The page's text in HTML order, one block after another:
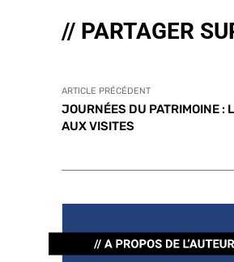
// PARTAGER
ARTICLE PRÉCÉDENT
JOURNÉES DU PATRIMOINE :
AUX VISITES